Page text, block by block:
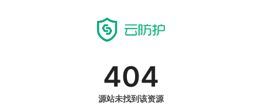
404
源站未找到该资源